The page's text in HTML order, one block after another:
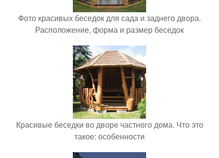
Фото красивых беседок для сада и заднего двора.
Расположение, форма и размер беседок
Красивые беседки во дворе частного дома. Что это
такое: особенности